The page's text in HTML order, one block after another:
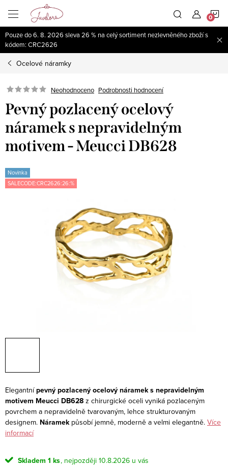
obsah
Pouze do 6. 8. 2026 sleva 26 % na celý sortiment nezlevněného zboží s
kódem: CRC2626
Ocelové náramky
Neohodnoceno Podrobnosti hodnocení
Pevný pozlacený ocelový
náramek s nepravidelným
motivem - Meucci DB628
Novinka
SALECODE:CRC2626:26:%
Elegantnípevný pozlacený ocelový náramek s nepravidelným
motivem Meucci DB628 z chirurgické oceli vyniká pozlaceným
povrchem a nepravidelně tvarovaným, lehce strukturovaným
designem. Náramekpůsobí jemně, moderně a velmi elegantně. Více
informací
Skladem 1 ks
10.8.2026